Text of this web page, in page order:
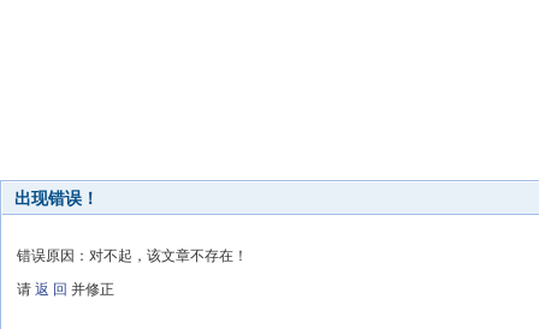
出现错误！
错误原因：对不起，该文章不存在！
请 返 回 并修正